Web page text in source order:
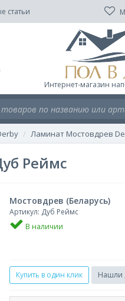
статьи
Интернет-магазин
Ламинат Мостовдрев
Реймс
Мостовдрев (Беларусь)
Артикул: Дуб Реймс
В наличии
Купить в один клик Нашли